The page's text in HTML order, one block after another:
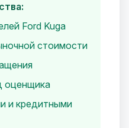
Ford Kuga
стоимости
оценщика
и кредитными